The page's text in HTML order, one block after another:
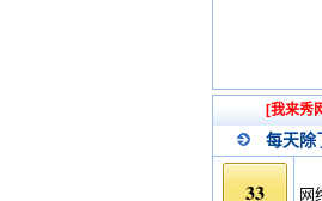
[我来秀
每天除
33 网